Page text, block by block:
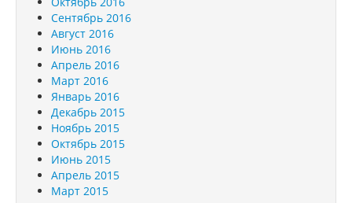
Сентябрь 2016
Август 2016
Июнь 2016
Апрель 2016
Март 2016
Январь 2016
Декабрь 2015
Ноябрь 2015
Октябрь 2015
Июнь 2015
Апрель 2015
Март 2015